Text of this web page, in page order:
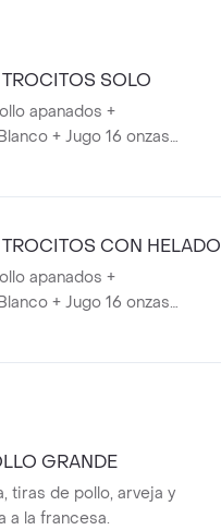
SOLO
apanados +
+ Jugo 16 onzas
CON HELADO
apanados +
+ Jugo 16 onzas
Vaso de Helado San
GRANDE
tiras de pollo, arveja y
a la francesa.